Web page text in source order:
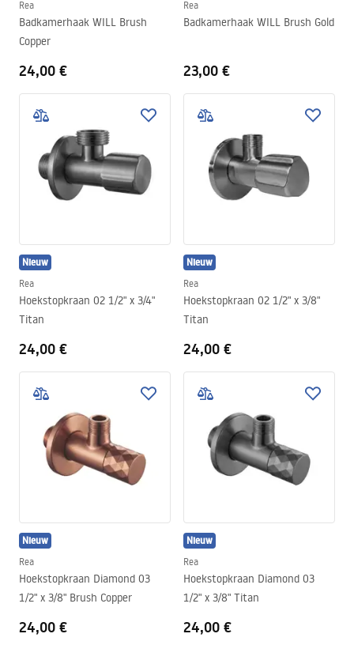
Rea
Badkamerhaak WILL Brush
Copper
24,00 €
Rea
Badkamerhaak WILL Brush Gold
23,00 €
Nieuw
Rea
Hoekstopkraan 02 1/2" x 3/4"
Titan
24,00 €
Nieuw
Rea
Hoekstopkraan 02 1/2" x 3/8"
Titan
24,00 €
Nieuw
Rea
Hoekstopkraan Diamond 03
1/2" x 3/8" Brush Copper
24,00 €
Nieuw
Rea
Hoekstopkraan Diamond 03
1/2" x 3/8" Titan
24,00 €